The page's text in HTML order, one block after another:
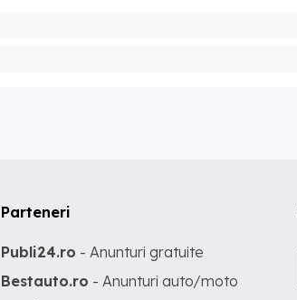
Parteneri
Publi24.ro - Anunturi gratuite
Bestauto.ro - Anunturi auto/moto